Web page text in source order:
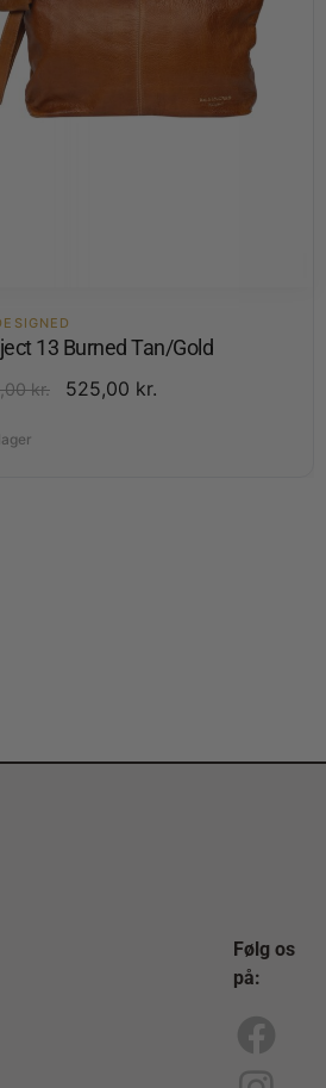
13 Burned Tan/Gold
kr. 525,00 kr.
Følg os
på:
F
I